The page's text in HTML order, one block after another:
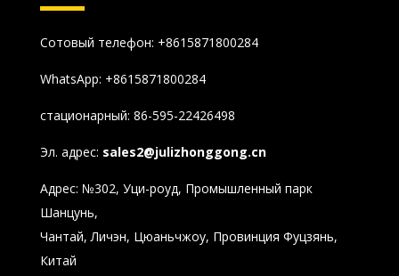
Сотовый телефон: +8615871800284
WhatsApp: +8615871800284
стационарный: 86-595-22426498
Эл. адрес: sales2@julizhonggong.cn
Адрес: №302, Уци-роуд, Промышленный парк
Шанцунь,
Чантай, Личэн, Цюаньчжоу, Провинция Фуцзянь,
Китай